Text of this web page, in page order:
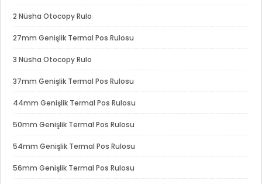
2 Nüsha Otocopy Rulo
27mm Genişlik Termal Pos Rulosu
3 Nüsha Otocopy Rulo
37mm Genişlik Termal Pos Rulosu
44mm Genişlik Termal Pos Rulosu
50mm Genişlik Termal Pos Rulosu
54mm Genişlik Termal Pos Rulosu
56mm Genişlik Termal Pos Rulosu